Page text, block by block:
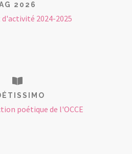
2026
2024-2025
poétique de l'OCCE